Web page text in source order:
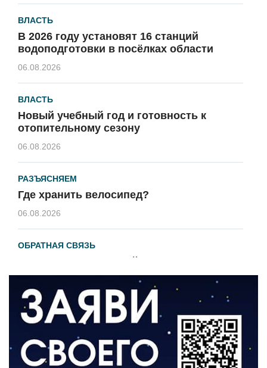
ВЛАСТЬ
В 2026 году установят 16 станций
водоподготовки в посёлках области
06.08.2026
ВЛАСТЬ
Новый учебный год и готовность к
отопительному сезону
06.08.2026
РАЗЪЯСНЯЕМ
Где хранить велосипед?
06.08.2026
ОБРАТНАЯ СВЯЗЬ
Администрация онлайн
ВЛАСТЬ
День памяти и «Симфония народов»
06.08.2026